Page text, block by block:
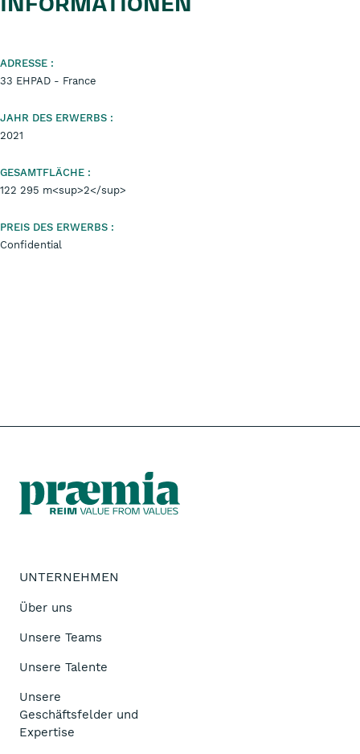
ADRESSE :
33 EHPAD - France
JAHR DES ERWERBS :
2021
GESAMTFLÄCHE :
122 295 m<sup>2</sup>
PREIS DES ERWERBS :
Confidential
UNTERNEHMEN
Über uns
Unsere Teams
Unsere Talente
Unsere
Geschäftsfelder und
Expertise